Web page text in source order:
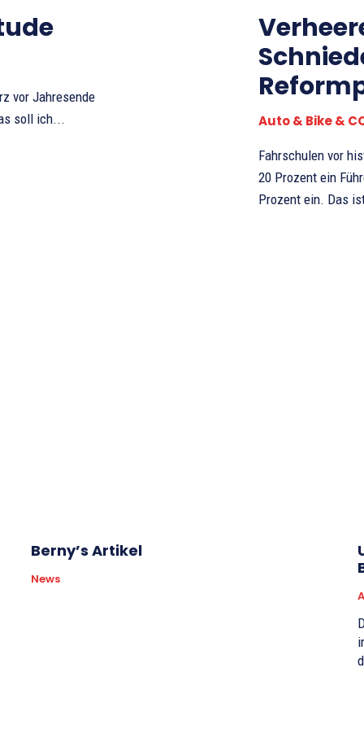
vor Jahresende
soll ich...
Auto & Bike &
Fahrschulen vor
20 Prozent ein Führerschein-Anmeldungen brechen im November um über 20
Prozent ein. Das
Berny’s Artikel
News